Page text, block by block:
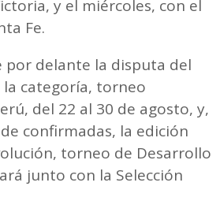
y el miércoles, con el
Fe.
por delante la disputa del
categoría, torneo
del 22 al 30 de agosto, y,
confirmadas, la edición
torneo de Desarrollo
junto con la Selección